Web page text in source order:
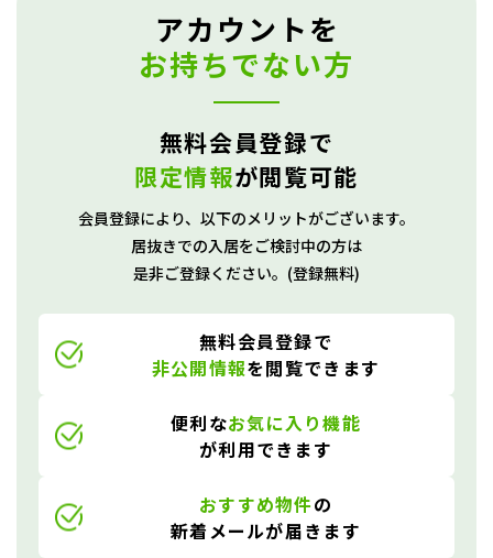
アカウントを
お持ちでない方
無料会員登録で
限定情報が閲覧可能
会員登録により、 以下のメリットがございます。
居抜きでの入居をご検討中の方は
是非ご登録ください。(登録無料)
無料会員登録で
非公開情報を閲覧できます
便利なお気に入り機能
が利用できます
おすすめ物件の
新着メールが届きます